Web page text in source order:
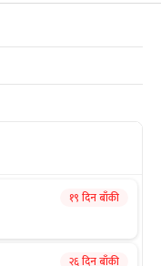
१९ दिन बाँकी
२६ दिन बाँकी